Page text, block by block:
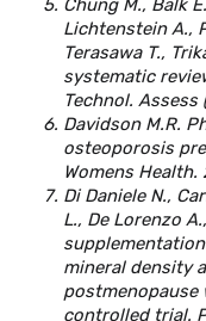
Lichtenstein A.,
Terasawa T.,
systematic
Technol. Assess
Davidson M.R.
osteoporosis
Womens
Di Daniele N.,
L., De Lorenzo
mineral density
postmenopause
controlled trial.